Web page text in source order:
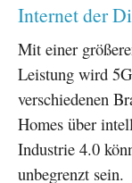
Internet der
Mit einer
Leistung wird
verschiedenen
Homes über
Industrie 4.0
unbegrenzt sein.